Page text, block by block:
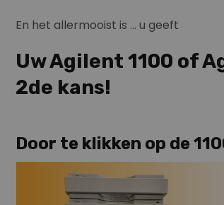
En het allermooist is … u geeft
Uw Agilent 1100 of
2de kans!
Door te klikken op de